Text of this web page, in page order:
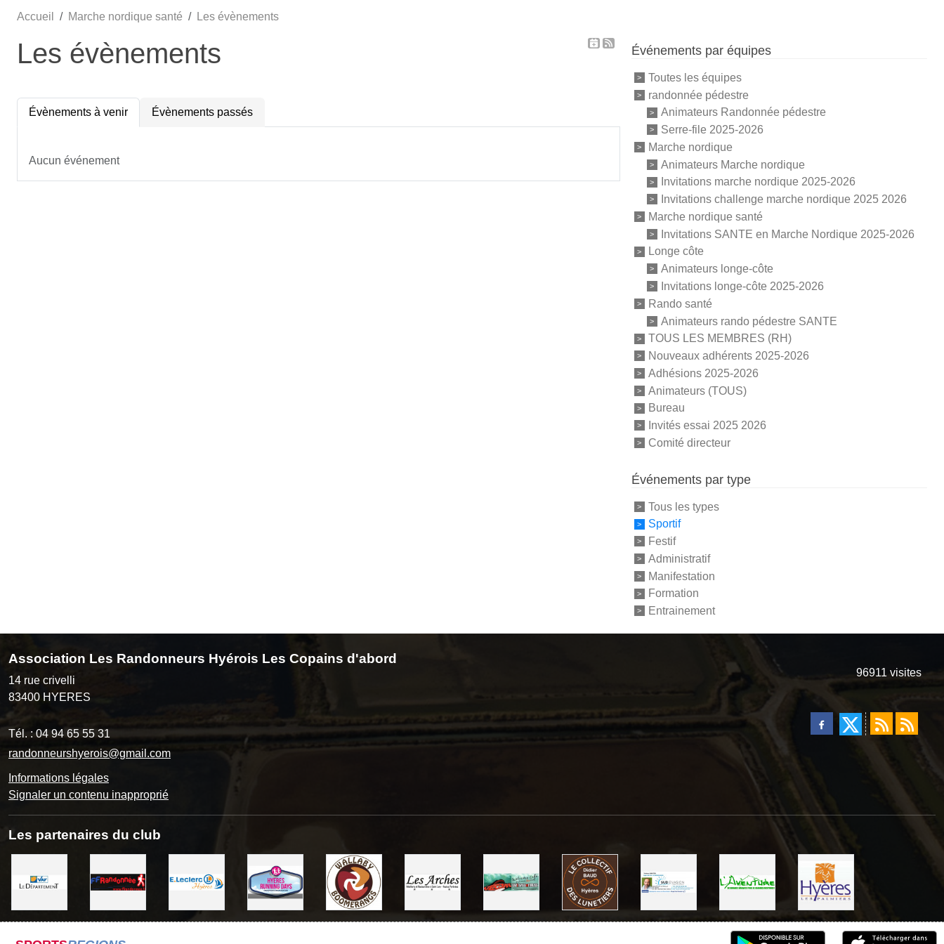
Accueil Marche nordique santé Les évènements
Les évènements
Évènements à venir Évènements passés
Aucun événement
Événements par équipes
Toutes les équipes
randonnée pédestre
Animateurs Randonnée pédestre
Serre-file 2025-2026
Marche nordique
Animateurs Marche nordique
Invitations marche nordique 2025-2026
Invitations challenge marche nordique 2025 2026
Marche nordique santé
Invitations SANTE en Marche Nordique 2025-2026
Longe côte
Animateurs longe-côte
Invitations longe-côte 2025-2026
Rando santé
Animateurs rando pédestre SANTE
TOUS LES MEMBRES (RH)
Nouveaux adhérents 2025-2026
Adhésions 2025-2026
Animateurs (TOUS)
Bureau
Invités essai 2025 2026
Comité directeur
Événements par type
Tous les types
Sportif
Festif
Administratif
Manifestation
Formation
Entrainement
Association Les Randonneurs Hyérois Les Copains d'abord
14 rue crivelli
83400 HYERES
Tél. :04 94 65 55 31
randonneurshyerois@gmail.com
Informations légales
Signaler un contenu inapproprié
96911 visites
Les partenaires du club